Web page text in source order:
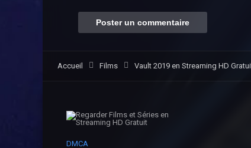
Accueil Films Vault 2019 en Streaming HD
DMCA